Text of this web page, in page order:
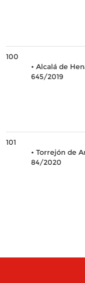
100
• Alcalá de
645/2019
101
• Torrejón de
84/2020